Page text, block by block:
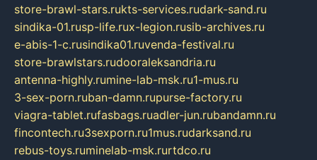
store-brawl-stars.rukts-services.rudark-sand.ru
sindika-01.rusp-life.rux-legion.rusib-archives.ru
e-abis-1-c.rusindika01.ruvenda-festival.ru
store-brawlstars.rudooraleksandria.ru
antenna-highly.rumine-lab-msk.ru1-mus.ru
3-sex-porn.ruban-damn.rupurse-factory.ru
viagra-tablet.rufasbags.ruadler-jun.rubandamn.ru
fincontech.ru3sexporn.ru1mus.rudarksand.ru
rebus-toys.ruminelab-msk.rurtdco.ru